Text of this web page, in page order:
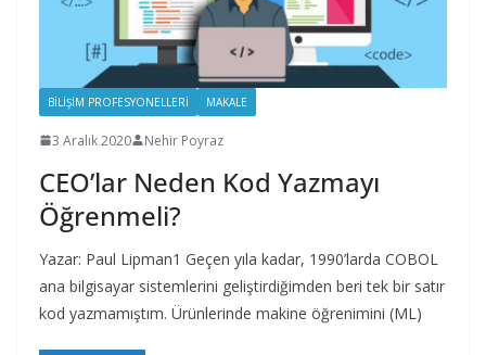
BILIŞIM PROFESYONELLERI MAKALE
3 Aralık 2020 Nehir Poyraz
CEO’lar Neden Kod Yazmayı
Öğrenmeli?
Yazar: Paul Lipman1 Geçen yıla kadar, 1990’larda COBOL
ana bilgisayar sistemlerini geliştirdiğimden beri tek bir satır
kod yazmamıştım. Ürünlerinde makine öğrenimini (ML)